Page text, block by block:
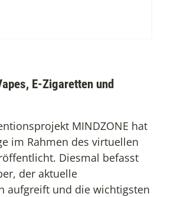
E-Zigaretten und
MINDZONE hat
im Rahmen des virtuellen
Diesmal befasst
der aktuelle
aufgreift und die wichtigsten